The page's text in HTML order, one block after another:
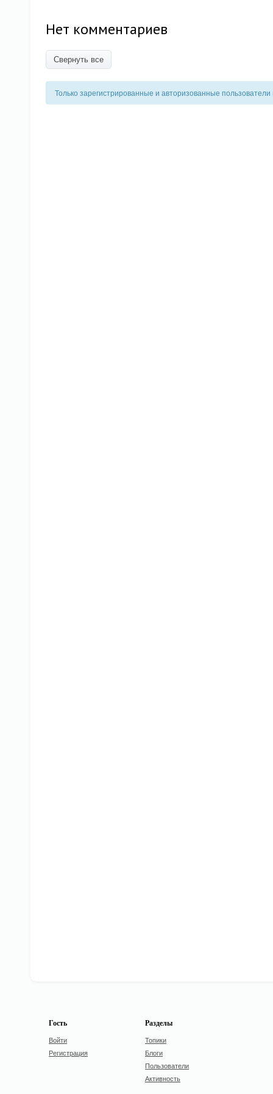
Нет комментариев
Свернуть все
Только зарегистрированные и авторизованные
Гость
Войти
Регистрация
Разделы
Топики
Блоги
Пользователи
Активность